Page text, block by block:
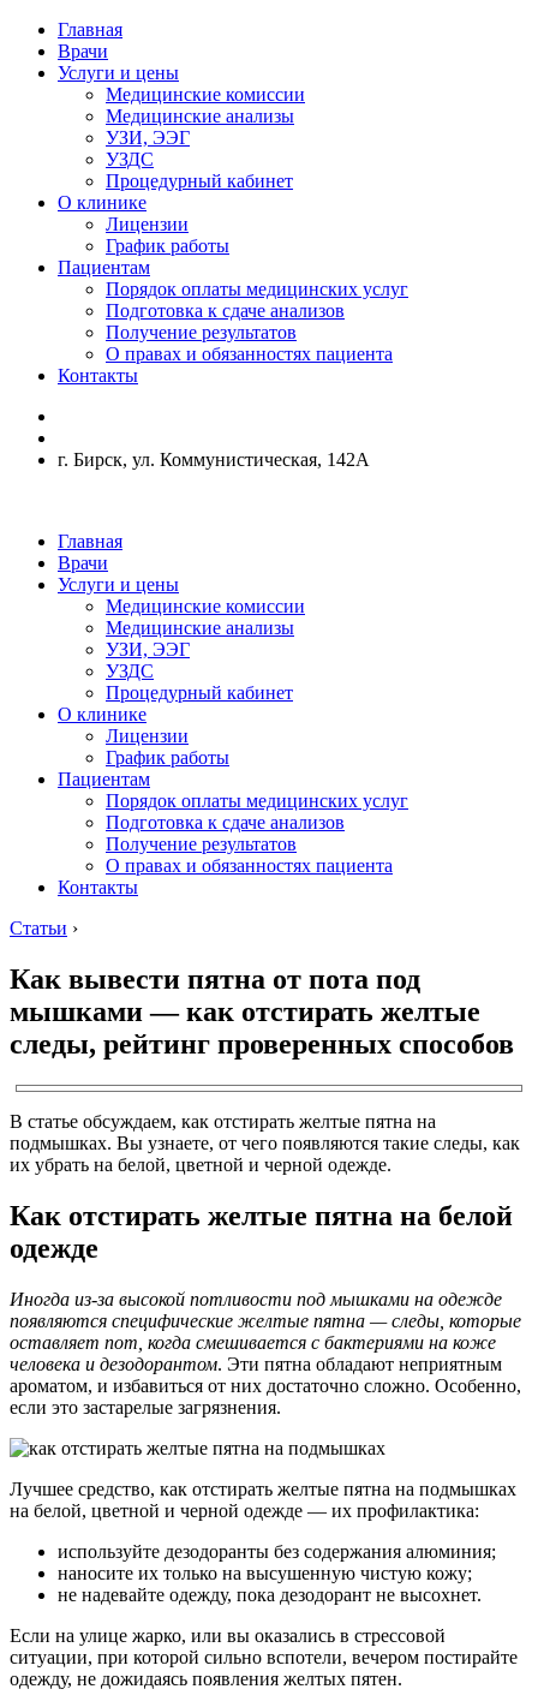
Главная
Врачи
Услуги и цены
Медицинские комиссии
Медицинские анализы
УЗИ, ЭЭГ
УЗДС
Процедурный кабинет
О клинике
Лицензии
График работы
Пациентам
Порядок оплаты медицинских услуг
Подготовка к сдаче анализов
Получение результатов
О правах и обязанностях пациента
Контакты
г. Бирск, ул. Коммунистическая, 142А
Главная
Врачи
Услуги и цены
Медицинские комиссии
Медицинские анализы
УЗИ, ЭЭГ
УЗДС
Процедурный кабинет
О клинике
Лицензии
График работы
Пациентам
Порядок оплаты медицинских услуг
Подготовка к сдаче анализов
Получение результатов
О правах и обязанностях пациента
Контакты
Статьи ›
Как вывести пятна от пота под
мышками — как отстирать желтые
следы, рейтинг проверенных способов
В статье обсуждаем, как отстирать желтые пятна на
подмышках. Вы узнаете, от чего появляются такие следы, как
их убрать на белой, цветной и черной одежде.
Как отстирать желтые пятна на белой
одежде
Иногда из-за высокой потливости под мышками на одежде
появляются специфические желтые пятна — следы, которые
оставляет пот, когда смешивается с бактериями на коже
человека и дезодорантом. Эти пятна обладают неприятным
ароматом, и избавиться от них достаточно сложно. Особенно,
если это застарелые загрязнения.
Лучшее средство, как отстирать желтые пятна на подмышках
на белой, цветной и черной одежде — их профилактика:
используйте дезодоранты без содержания алюминия;
наносите их только на высушенную чистую кожу;
не надевайте одежду, пока дезодорант не высохнет.
Если на улице жарко, или вы оказались в стрессовой
ситуации, при которой сильно вспотели, вечером постирайте
одежду, не дожидаясь появления желтых пятен.